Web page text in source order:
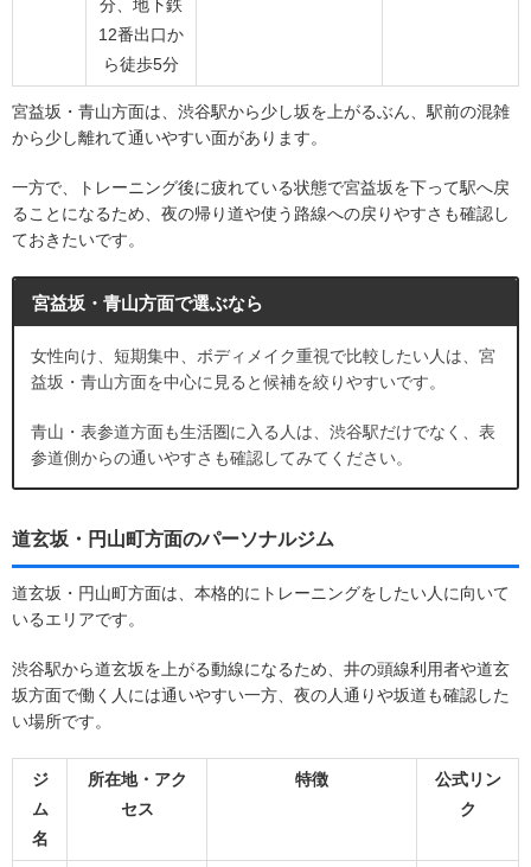
分、地下鉄
12番出口か
ら徒歩5分
宮益坂・青山方面は、渋谷駅から少し坂を上がるぶん、駅前の混雑
から少し離れて通いやすい面があります。
一方で、トレーニング後に疲れている状態で宮益坂を下って駅へ戻
ることになるため、夜の帰り道や使う路線への戻りやすさも確認し
ておきたいです。
宮益坂・青山方面で選ぶなら
女性向け、短期集中、ボディメイク重視で比較したい人は、宮
益坂・青山方面を中心に見ると候補を絞りやすいです。
青山・表参道方面も生活圏に入る人は、渋谷駅だけでなく、表
参道側からの通いやすさも確認してみてください。
道玄坂・円山町方面のパーソナルジム
道玄坂・円山町方面は、本格的にトレーニングをしたい人に向いて
いるエリアです。
渋谷駅から道玄坂を上がる動線になるため、井の頭線利用者や道玄
坂方面で働く人には通いやすい一方、夜の人通りや坂道も確認した
い場所です。
ジ
ム
名
所在地・アク
セス
特徴
公式リン
ク